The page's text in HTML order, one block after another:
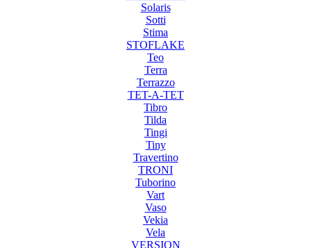
Solaris
Sotti
Stima
STOFLAKE
Teo
Terra
Terrazzo
TET-A-TET
Tibro
Tilda
Tingi
Tiny
Travertino
TRONI
Tuborino
Vart
Vaso
Vekia
Vela
VERSION